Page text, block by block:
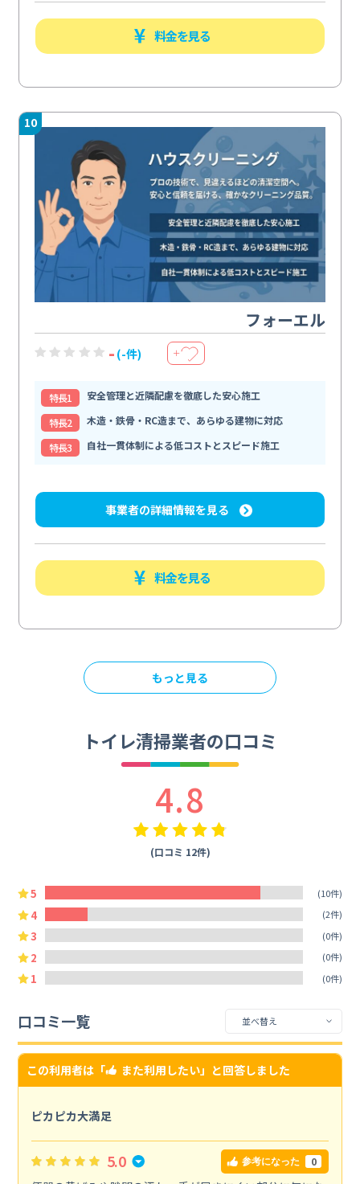
料金を見る
10
フォーエル
- (-件) ＋
特⻑1
安全管理と近隣配慮を徹底した安心施工
特⻑2
木造・鉄骨・RC造まで、あらゆる建物に対応
特⻑3
自社一貫体制による低コストとスピード施工
事業者の詳細情報を見る
料金を見る
もっと見る
トイレ清掃業者の口コミ
4.8
(口コミ 12件)
5 (10件)
4 (2件)
3 (0件)
2 (0件)
1 (0件)
口コミ一覧
この利用者は「 また利用したい」と回答しました
ピカピカ大満足
5.0 参考になった 0